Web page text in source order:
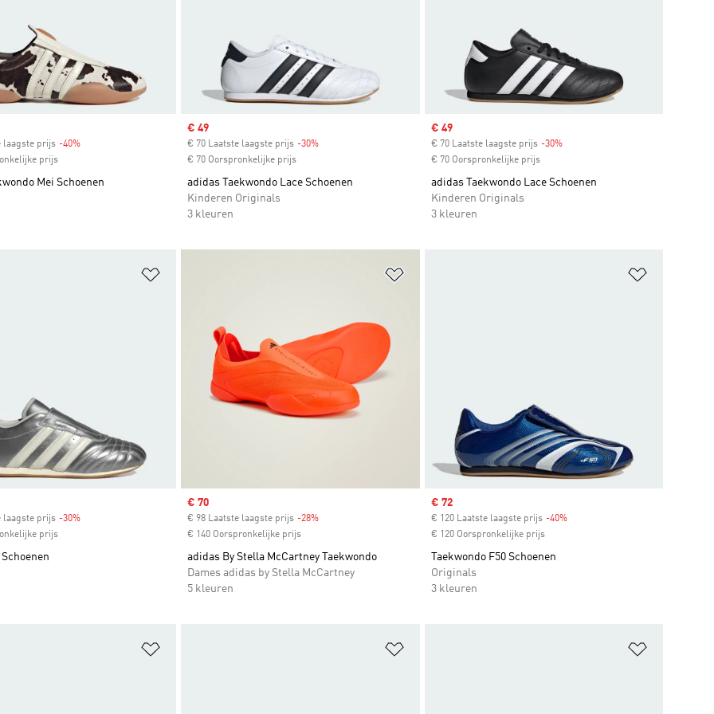
laagste prijs -40%Discount
prijs
Mei Schoenen
Sale price
€ 49
€ 70 Laatste laagste prijs -30%
€ 70 Oorspronkelijke prijs
adidas Taekwondo Lace Schoenen
Kinderen Originals
3 kleuren
Sale price
€ 49
€ 70 Laatste laagste prijs -30%Discount
€ 70 Oorspronkelijke prijs
adidas Taekwondo Lace Schoenen
Kinderen Originals
3 kleuren
laagste prijs -30%Discount
prijs
Sale price
€ 70
€ 98 Laatste laagste prijs -28%
€ 140 Oorspronkelijke prijs
adidas By Stella McCartney Taekwondo
Dames adidas by Stella McCartney
5 kleuren
Sale price
€ 72
€ 120 Laatste laagste prijs -40%Discount
€ 120 Oorspronkelijke prijs
Taekwondo F50 Schoenen
Originals
3 kleuren